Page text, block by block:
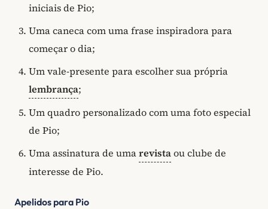
iniciais de Pio;
Uma caneca com uma frase inspiradora para
começar o dia;
Um vale-presente para escolher sua própria
lembrança;
Um quadro personalizado com uma foto especial
de Pio;
Uma assinatura de umarevistaou clube de
interesse de Pio.
Apelidos para Pio